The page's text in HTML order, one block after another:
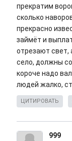
прекратим
сколько
прекрасно
займёт и
отрезают свет,
село, должны
короче надо
людей жалко,
ЦИТИРОВАТЬ
999